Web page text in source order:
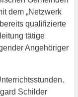
dem „Netzwerk
qualifizierte
tätige
Angehöriger
Schilder